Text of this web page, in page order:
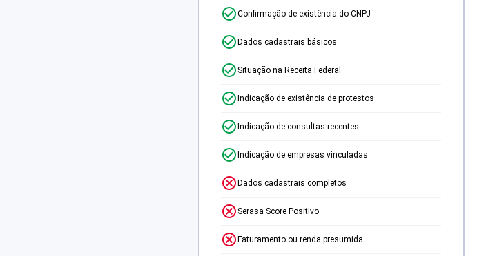
Confirmação de existência do CNPJ
Dados cadastrais básicos
Situação na Receita Federal
Indicação de existência de protestos
Indicação de consultas recentes
Indicação de empresas vinculadas
Dados cadastrais completos
Serasa Score Positivo
Faturamento ou renda presumida